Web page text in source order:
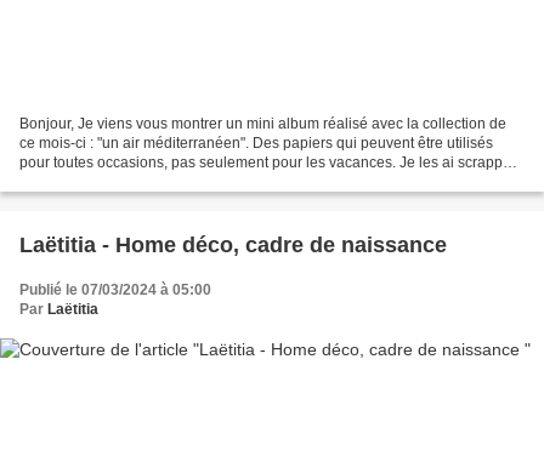
Bonjour, Je viens vous montrer un mini album réalisé avec la collection de
ce mois-ci : "un air méditerranéen". Des papiers qui peuvent être utilisés
pour toutes occasions, pas seulement pour les vacances. Je les ai scrappés
Laëtitia - Home déco, cadre de naissance
Publié le 07/03/2024 à 05:00
Par Laëtitia